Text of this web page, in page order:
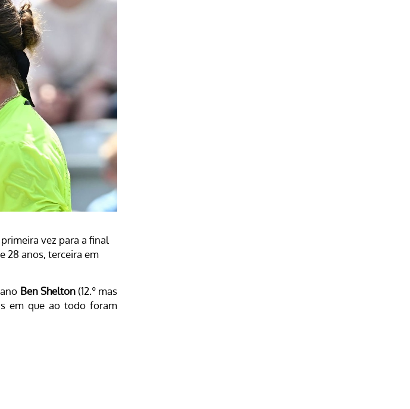
vez para a final
28 anos, terceira em
Ben Shelton(12.º mas
em que ao todo foram